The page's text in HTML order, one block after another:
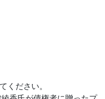
ください。